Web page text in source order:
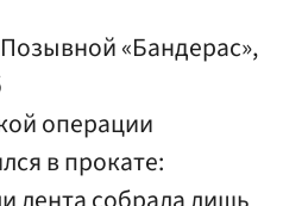
«Бандерас»,
операции
в прокате: